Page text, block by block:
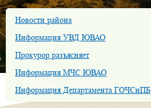
Новости района
Информация УВД ЮВАО
Прокурор разъясняет
Информация МЧС ЮВАО
Информация Департамента ГОЧСиПБ